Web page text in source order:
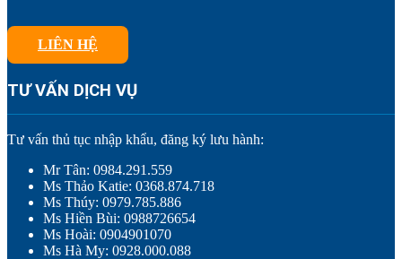
LIÊN HỆ
TƯ VẤN DỊCH VỤ
Tư vấn thủ tục nhập khẩu, đăng ký lưu hành:
Mr Tân: 0984.291.559
Ms Thảo Katie: 0368.874.718
Ms Thúy: 0979.785.886
Ms Hiền Bùi: 0988726654
Ms Hoài: 0904901070
Ms Hà My: 0928.000.088